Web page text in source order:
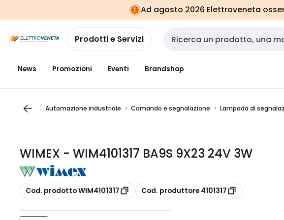
navigazionealla
pagina
Ad agosto 2026 Elettroveneta
Prodotti e Servizi Cerca input
News Promozioni Eventi Brandshop
Automazione industriale Comando e segnalazione Lampada di
WIMEX - WIM4101317 BA9S 9X23 24V 3W
copia
Cod. prodotto WIM4101317 copia
Cod. produttore 4101317